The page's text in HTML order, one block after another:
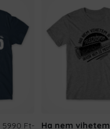
5990 Ft-
Ha nem vihetem